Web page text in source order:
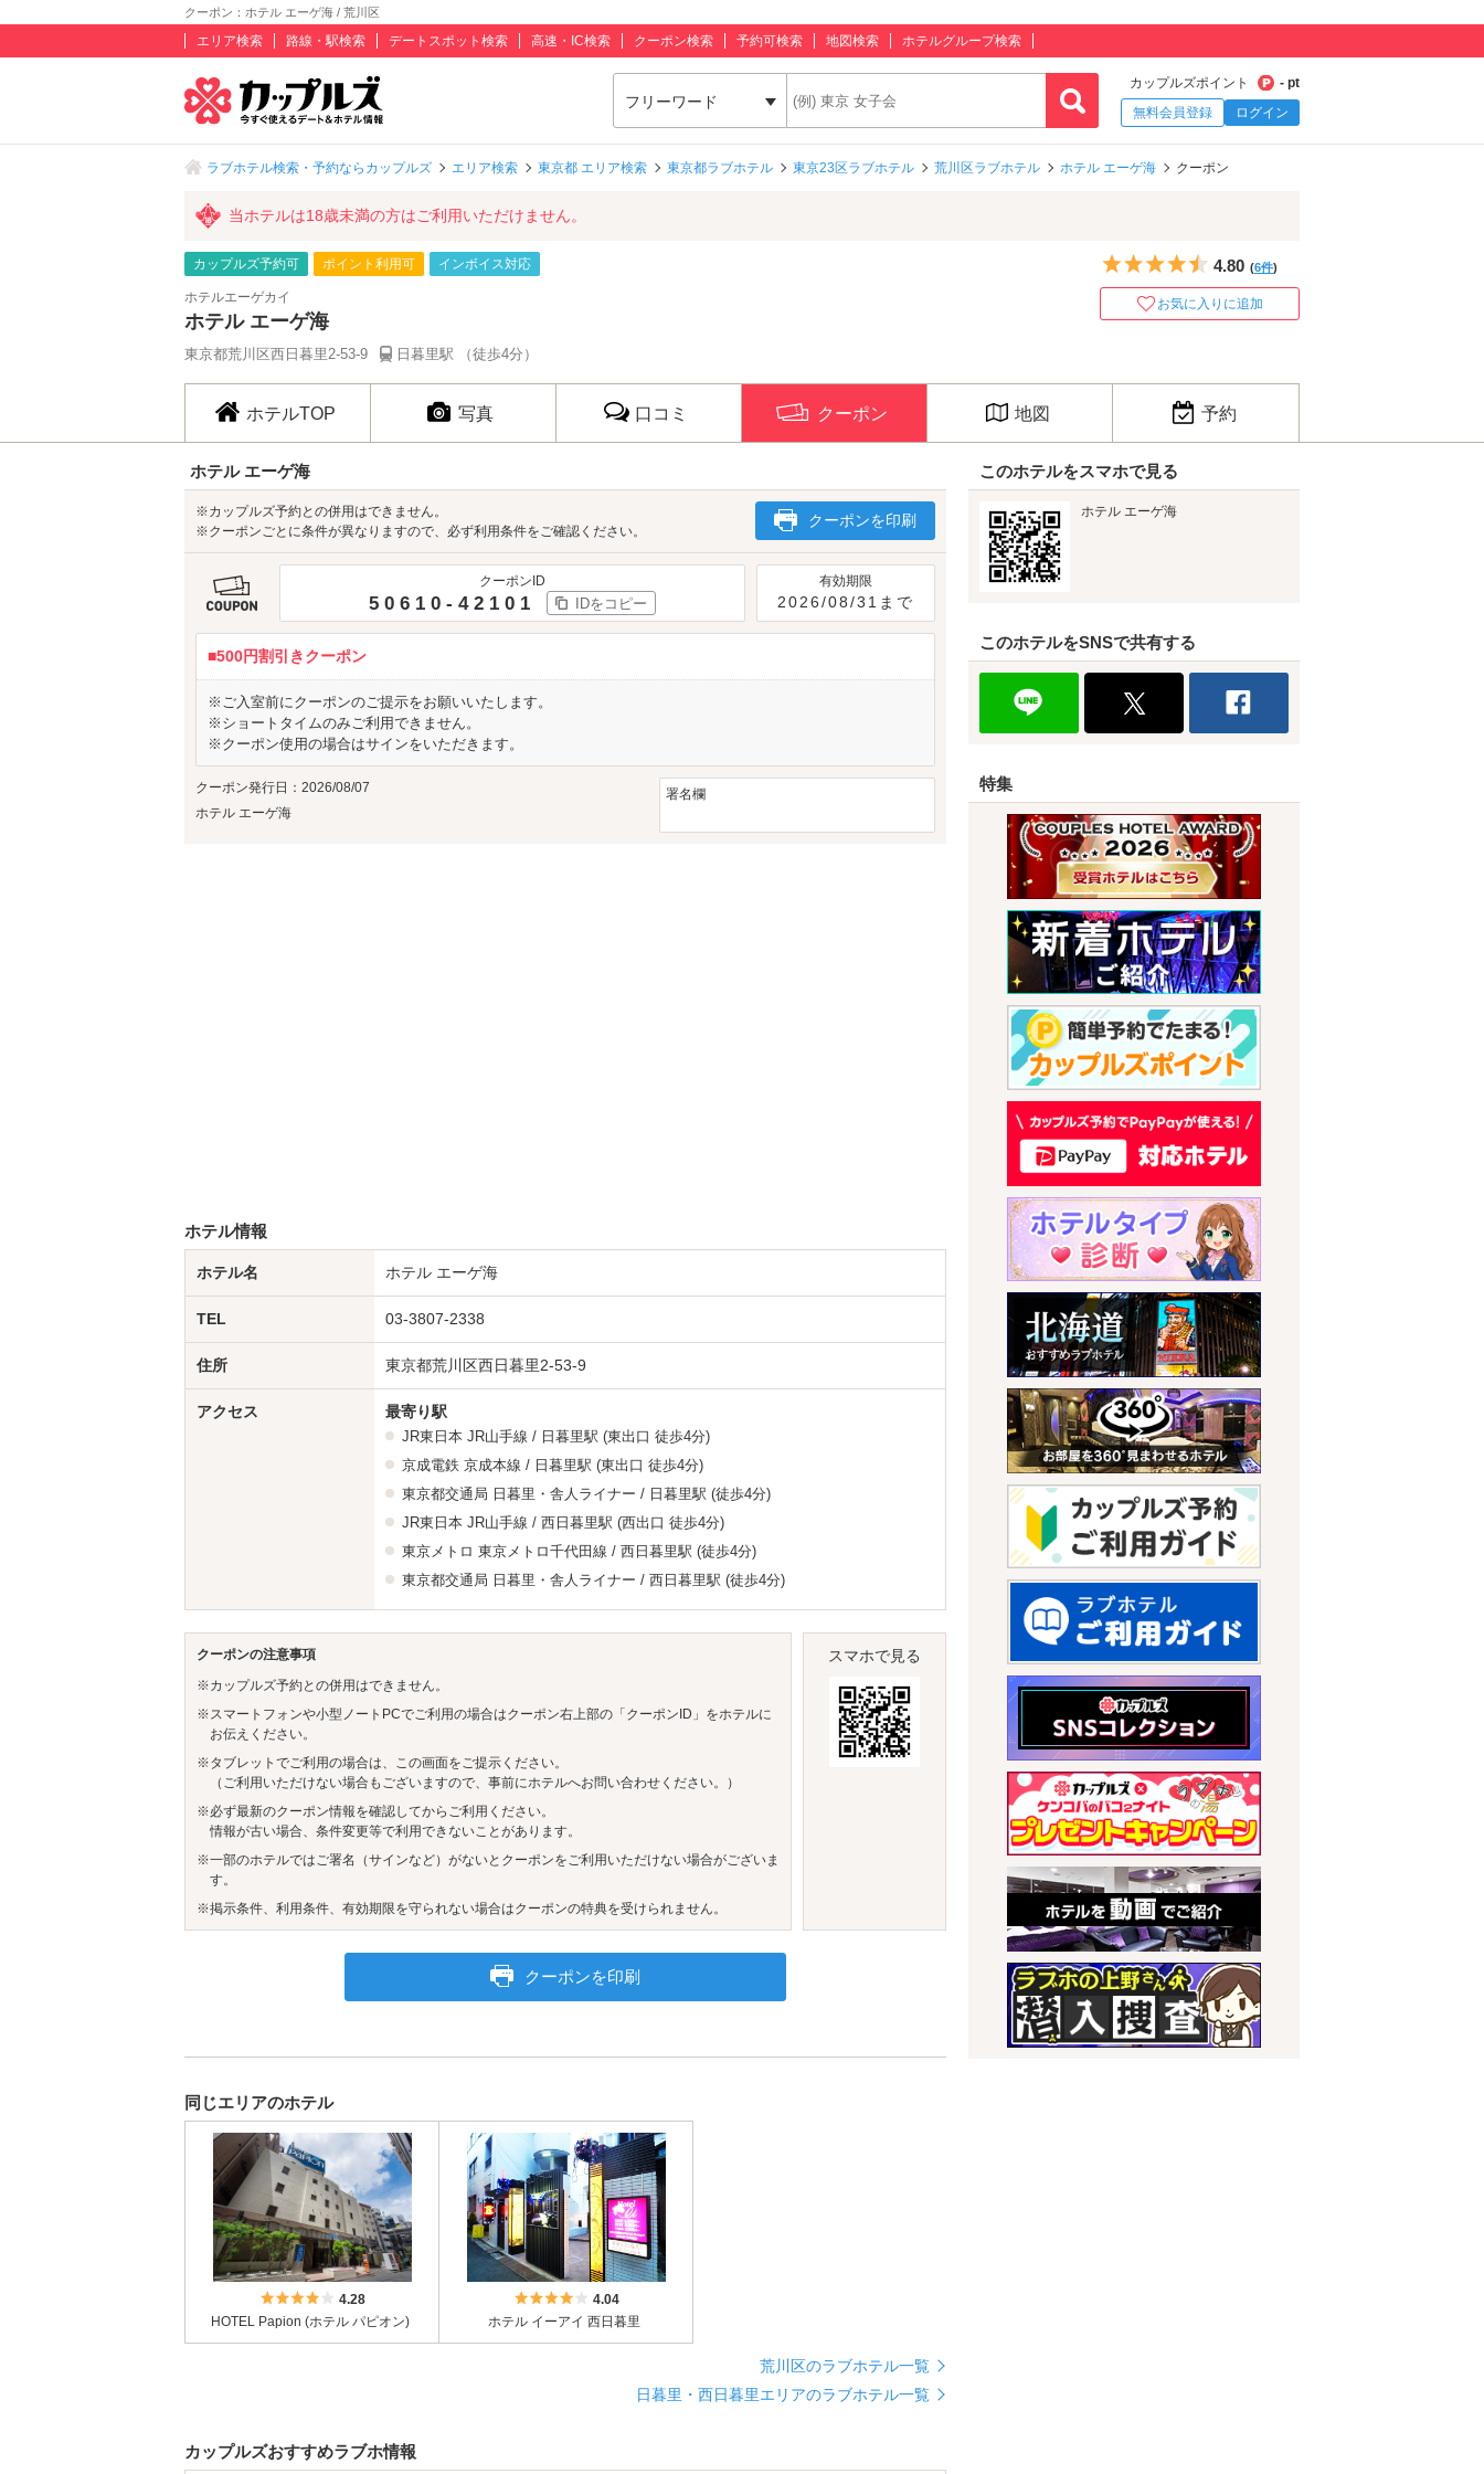
クーポン：ホテル エーゲ海 / 荒川区
エリア検索 路線・駅検索 デートスポット検索 高速・IC検索 クーポン検索 予約可検索 地図検索 ホテルグループ検索
フリーワード
カップルズポイント
- pt
無料会員登録
ログイン
ラブホテル検索・予約ならカップルズ エリア検索 東京都 エリア検索 東京都ラブホテル 東京23区ラブホテル 荒川区ラブホテル ホテル エーゲ海 クーポン
当ホテルは18歳未満の方はご利用いただけません。
カップルズ予約可 ポイント利用可 インボイス対応
ホテルエーゲカイ
ホテル エーゲ海
東京都荒川区西日暮里2-53-9 日暮里駅 （徒歩4分）
5つ星のうち4.5
4.80 (6件)
お気に入りに追加
ホテルTOP 写真 口コミ クーポン 地図 予約
ホテル エーゲ海
※カップルズ予約との併用はできません。
※クーポンごとに条件が異なりますので、必ず利用条件をご確認ください。
クーポンを印刷
クーポンID
50610-42101 IDをコピー
有効期限
2026/08/31まで
■500円割引きクーポン
※ご入室前にクーポンのご提示をお願いいたします。
※ショートタイムのみご利用できません。
※クーポン使用の場合はサインをいただきます。
クーポン発行日：2026/08/07
ホテル エーゲ海
署名欄
ホテル情報
ホテル名 ホテル エーゲ海
TEL 03-3807-2338
住所 東京都荒川区西日暮里2-53-9
アクセス 最寄り駅
JR東日本 JR山手線 / 日暮里駅 (東出口 徒歩4分)
京成電鉄 京成本線 / 日暮里駅 (東出口 徒歩4分)
東京都交通局 日暮里・舎人ライナー / 日暮里駅 (徒歩4分)
JR東日本 JR山手線 / 西日暮里駅 (西出口 徒歩4分)
東京メトロ 東京メトロ千代田線 / 西日暮里駅 (徒歩4分)
東京都交通局 日暮里・舎人ライナー / 西日暮里駅 (徒歩4分)
クーポンの注意事項
※カップルズ予約との併用はできません。
※スマートフォンや小型ノートPCでご利用の場合はクーポン右上部の「クーポンID」をホテルに
お伝えください。
※タブレットでご利用の場合は、この画面をご提示ください。
（ご利用いただけない場合もございますので、事前にホテルへお問い合わせください。）
※必ず最新のクーポン情報を確認してからご利用ください。
情報が古い場合、条件変更等で利用できないことがあります。
※一部のホテルではご署名（サインなど）がないとクーポンをご利用いただけない場合がございま
す。
※掲示条件、利用条件、有効期限を守られない場合はクーポンの特典を受けられません。
スマホで見る
クーポンを印刷
同じエリアのホテル
5つ星のうち4
4.28
HOTEL Papion (ホテル パピオン)
5つ星のうち4
4.04
ホテル イーアイ 西日暮里
荒川区のラブホテル一覧
日暮里・西日暮里エリアのラブホテル一覧
カップルズおすすめラブホ情報
このホテルをスマホで見る
ホテル エーゲ海
このホテルをSNSで共有する
特集